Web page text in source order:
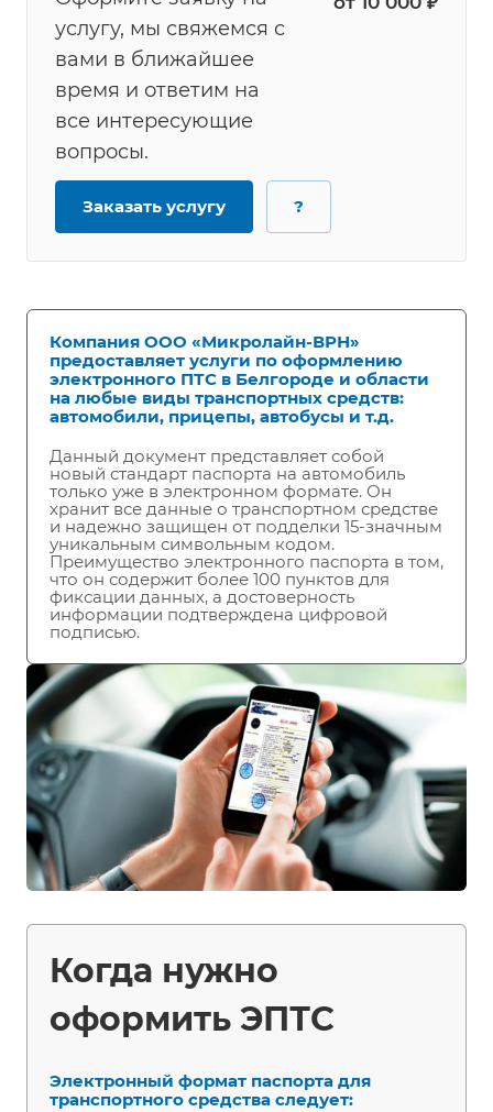
услугу, мы свяжемся с
вами в ближайшее
время и ответим на
все интересующие
вопросы.
Заказать услугу ?
Компания ООО «Микролайн-ВРН»
предоставляет услуги по оформлению
электронного ПТС в Белгороде и области
на любые виды транспортных средств:
автомобили, прицепы, автобусы и т.д.
Данный документ представляет собой
новый стандарт паспорта на автомобиль
только уже в электронном формате. Он
хранит все данные о транспортном средстве
и надежно защищен от подделки 15-значным
уникальным символьным кодом.
Преимущество электронного паспорта в том,
что он содержит более 100 пунктов для
фиксации данных, а достоверность
информации подтверждена цифровой
подписью.
Когда нужно
оформить ЭПТС
Электронный формат паспорта для
транспортного средства следует: